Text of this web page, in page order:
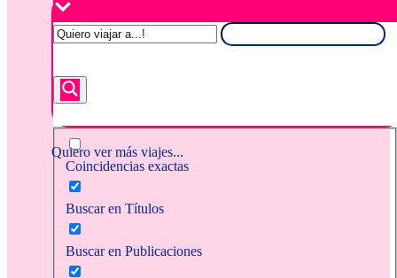
Quiero ver más viajes...
Coincidencias exactas
Buscar en Títulos
Buscar en Publicaciones